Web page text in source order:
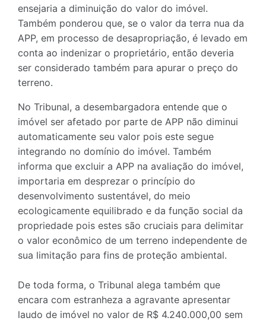
ensejaria a diminuição do valor do imóvel.
Também ponderou que, se o valor da terra nua da
APP, em processo de desapropriação, é levado em
conta ao indenizar o proprietário, então deveria
ser considerado também para apurar o preço do
terreno.
No Tribunal, a desembargadora entende que o
imóvel ser afetado por parte de APP não diminui
automaticamente seu valor pois este segue
integrando no domínio do imóvel. Também
informa que excluir a APP na avaliação do imóvel,
importaria em desprezar o princípio do
desenvolvimento sustentável, do meio
ecologicamente equilibrado e da função social da
propriedade pois estes são cruciais para delimitar
o valor econômico de um terreno independente de
sua limitação para fins de proteção ambiental.
De toda forma, o Tribunal alega também que
encara com estranheza a agravante apresentar
laudo de imóvel no valor de R$ 4.240.000,00 sem